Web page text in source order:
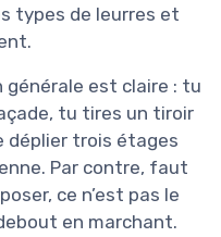
types de leurres et
est claire : tu
tu tires un tiroir
déplier trois étages
Par contre, faut
ce n’est pas le
en marchant.